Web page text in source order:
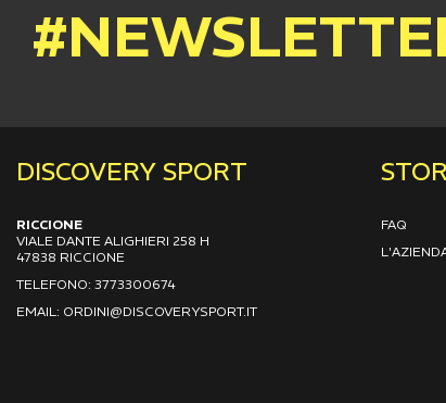
DISCOVERY SPORT
RICCIONE
VIALE DANTE ALIGHIERI 258 H
47838 RICCIONE
TELEFONO: 3773300674
EMAIL: ORDINI@DISCOVERYSPORT.IT
FAQ